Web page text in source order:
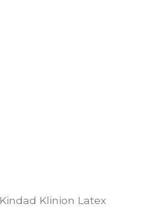
Klinion Latex